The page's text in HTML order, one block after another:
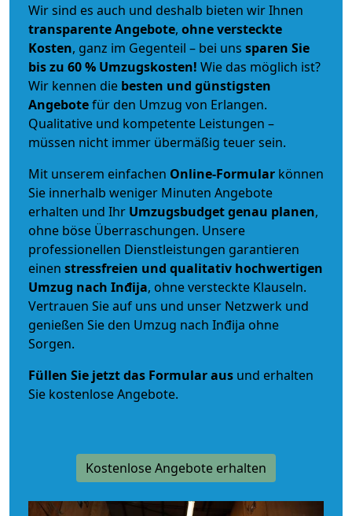
Wir sind es auch und deshalb bieten wir Ihnen
transparente Angebote, ohne versteckte
Kosten, ganz im Gegenteil – bei uns sparen Sie
bis zu 60 % Umzugskosten! Wie das möglich ist?
Wir kennen die besten und günstigsten
Angebotefür den Umzug von Erlangen.
Qualitative und kompetente Leistungen –
müssen nicht immer übermäßig teuer sein.
Mit unserem einfachen Online-Formular können
Sie innerhalb weniger Minuten Angebote
erhalten und Ihr Umzugsbudgetgenau planen,
ohne böse Überraschungen. Unsere
professionellen Dienstleistungen garantieren
einen stressfreien und qualitativ hochwertigen
Umzug nach Inđija, ohne versteckte Klauseln.
Vertrauen Sie auf uns und unser Netzwerk und
genießen Sie den Umzug nach Inđija ohne
Sorgen.
Füllen Sie jetzt das Formular aus und erhalten
Sie kostenlose Angebote.
Kostenlose Angebote erhalten